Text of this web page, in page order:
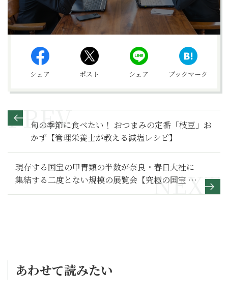
シェア ポスト シェア ブックマーク
旬の季節に食べたい！ おつまみの定番「枝豆」お
かず【管理栄養士が教える減塩レシピ】
現存する国宝の甲冑類の半数が奈良・春日大社に
集結する二度とない規模の展覧会【究極の国宝 大
鎧展】
あわせて読みたい